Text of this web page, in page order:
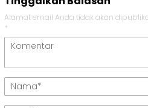
Alamat email Anda tidak akan
*